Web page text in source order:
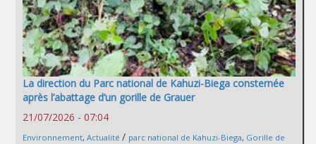
La direction du Parc national de Kahuzi-Biega consternée
après l’abattage d’un gorille de Grauer
21/07/2026 - 07:04
Environnement, Actualité / parc national de Kahuzi-Biega, Gorille de